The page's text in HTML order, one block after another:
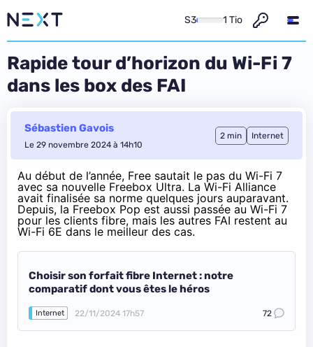
S3 1 Tio
Rapide tour d’horizon du Wi-Fi 7
dans les box des FAI
Sébastien Gavois
Le 29 novembre 2024 à 14h10
2 min Internet
Au début de l’année, Free sautait le pas du Wi-Fi 7
avec sa nouvelle Freebox Ultra. La Wi-Fi Alliance
avait finalisée sa norme quelques jours auparavant.
Depuis, la Freebox Pop est aussi passée au Wi-Fi 7
pour les clients fibre, mais les autres FAI restent au
Wi-Fi 6E dans le meilleur des cas.
Choisir son forfait fibre Internet : notre
comparatif dont vous êtes le héros
Internet 22/11/2024 17h57 72